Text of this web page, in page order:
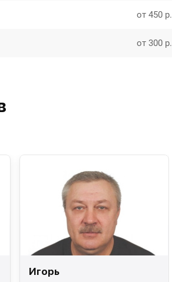
от 450 р.
от 300 р.
Игорь